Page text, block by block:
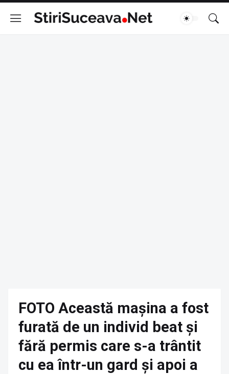
FOTO Această mașina a fost
furată de un individ beat și
fără permis care s-a trântit
cu ea într-un gard și apoi a